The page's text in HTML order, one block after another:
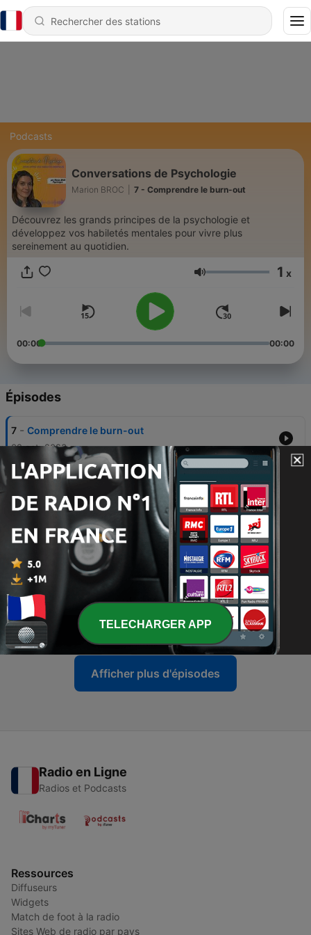
Podcasts
Conversations de Psychologie
Marion BROC 7 - Comprendre le burn-out
Découvrez les grands principes de la psychologie et
développez vos habiletés mentales pour vivre plus
sereinement au quotidien.
Volume 1 x
00:00 00:00
Épisodes
7 - Comprendre le burn-out
02 oct. 2023
6 - Séance de relaxation musculaire progressive
Séance de relaxation par la visualisation guidée
06 sept. 2023
4 - Apprivoiser son stress
04 mai 2023
- Gérer ses émotions partie 3 (dernier épisode)
20 avr. 2023
Afficher plus d'épisodes
Radio en Ligne
Radios et Podcasts
Ressources
Diffuseurs
Widgets
Match de foot à la radio
Sites Web de radio par pays
TELECHARGER APP